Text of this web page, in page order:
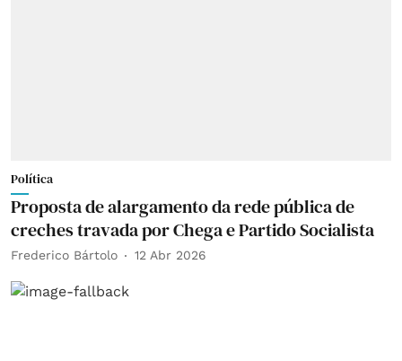
Política
Proposta de alargamento da rede pública de
creches travada por Chega e Partido Socialista
Frederico Bártolo 12 Abr 2026